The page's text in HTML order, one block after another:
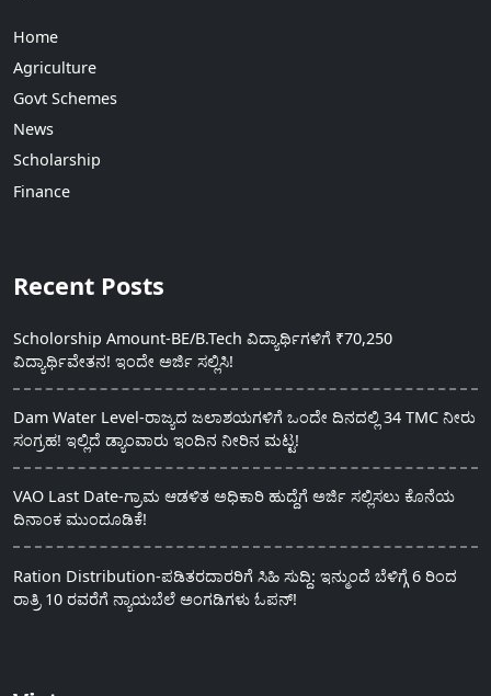
Home
Agriculture
Govt Schemes
News
Scholarship
Finance
Recent Posts
Scholorship Amount-BE/B.Tech ವಿದ್ಯಾರ್ಥಿಗಳಿಗೆ ₹70,250
ವಿದ್ಯಾರ್ಥಿವೇತನ! ಇಂದೇ ಅರ್ಜಿ ಸಲ್ಲಿಸಿ!
Dam Water Level-ರಾಜ್ಯದ ಜಲಾಶಯಗಳಿಗೆ ಒಂದೇ ದಿನದಲ್ಲಿ 34 TMC ನೀರು
ಸಂಗ್ರಹ! ಇಲ್ಲಿದೆ ಡ್ಯಾಂವಾರು ಇಂದಿನ ನೀರಿನ ಮಟ್ಟ!
VAO Last Date-ಗ್ರಾಮ ಆಡಳಿತ ಅಧಿಕಾರಿ ಹುದ್ದೆಗೆ ಅರ್ಜಿ ಸಲ್ಲಿಸಲು ಕೊನೆಯ
ದಿನಾಂಕ ಮುಂದೂಡಿಕೆ!
Ration Distribution-ಪಡಿತರದಾರರಿಗೆ ಸಿಹಿ ಸುದ್ದಿ: ಇನ್ಮುಂದೆ ಬೆಳಿಗ್ಗೆ 6 ರಿಂದ
ರಾತ್ರಿ 10 ರವರೆಗೆ ನ್ಯಾಯಬೆಲೆ ಅಂಗಡಿಗಳು ಓಪನ್!